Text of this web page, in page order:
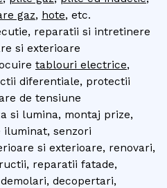
gaz, hote, etc.
reparatii si intretinere
si exterioare
tablouri electrice,
diferentiale, protectii
de tensiune
si lumina, montaj prize,
senzori
si exterioare, renovari,
reparatii fatade,
decopertari,